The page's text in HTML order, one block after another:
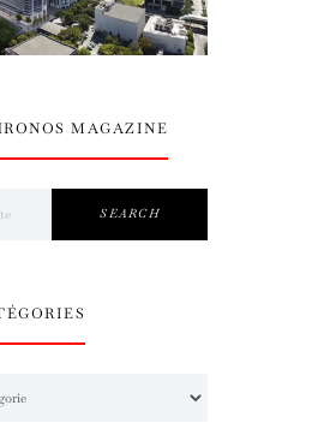
MAGAZINE
SEARCH